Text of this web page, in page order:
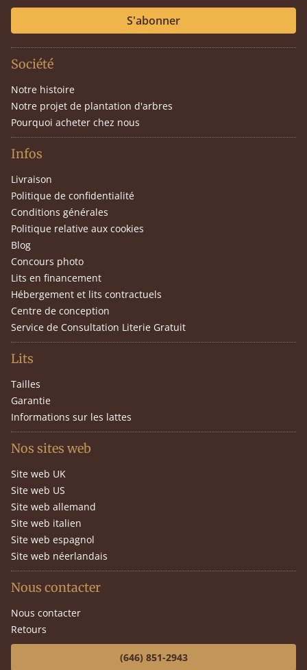
S'abonner
Société
Notre histoire
Notre projet de plantation d'arbres
Pourquoi acheter chez nous
Infos
Livraison
Politique de confidentialité
Conditions générales
Politique relative aux cookies
Blog
Concours photo
Lits en financement
Hébergement et lits contractuels
Centre de conception
Service de Consultation Literie Gratuit
Lits
Tailles
Garantie
Informations sur les lattes
Nos sites web
Site web UK
Site web US
Site web allemand
Site web italien
Site web espagnol
Site web néerlandais
Nous contacter
Nous contacter
Retours
(646) 851-2943